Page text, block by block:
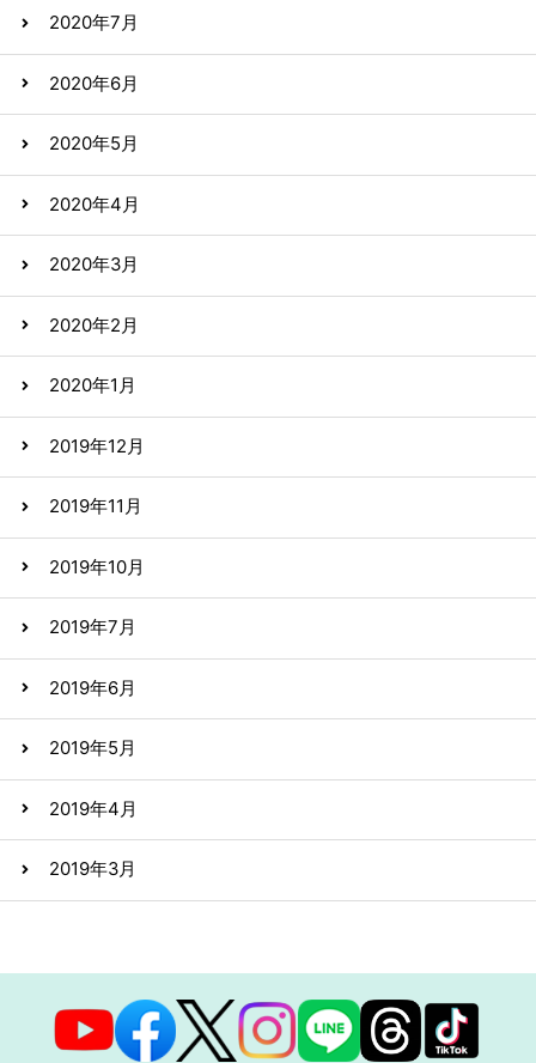
2020年7月
2020年6月
2020年5月
2020年4月
2020年3月
2020年2月
2020年1月
2019年12月
2019年11月
2019年10月
2019年7月
2019年6月
2019年5月
2019年4月
2019年3月